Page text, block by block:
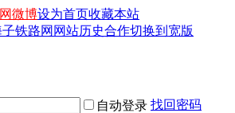
微博设为首页收藏本站
铁路网 网站历史合作切换到宽版
自动登录 找回密码